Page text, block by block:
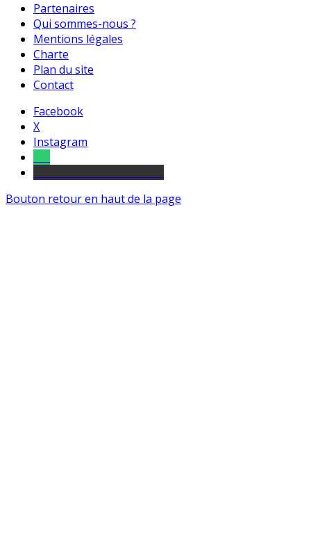
Partenaires
Qui sommes-nous ?
Mentions légales
Charte
Plan du site
Contact
Facebook
X
Instagram
Bouton retour en haut de la page